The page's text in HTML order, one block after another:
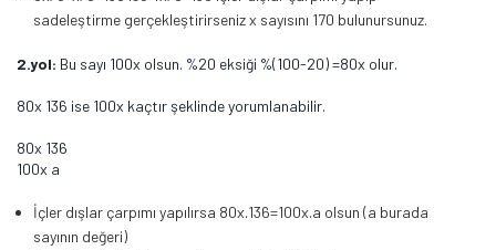
sadeleştirme gerçekleştirirseniz x sayısını 170 bulunursunuz.
2.yol: Bu sayı 100x olsun. %20 eksiği %(100-20) =80x olur.
80x 136 ise 100x kaçtır şeklinde yorumlanabilir.
80x 136
100x a
İçler dışlar çarpımı yapılırsa 80x.136=100x.a olsun (a burada
sayının değeri)